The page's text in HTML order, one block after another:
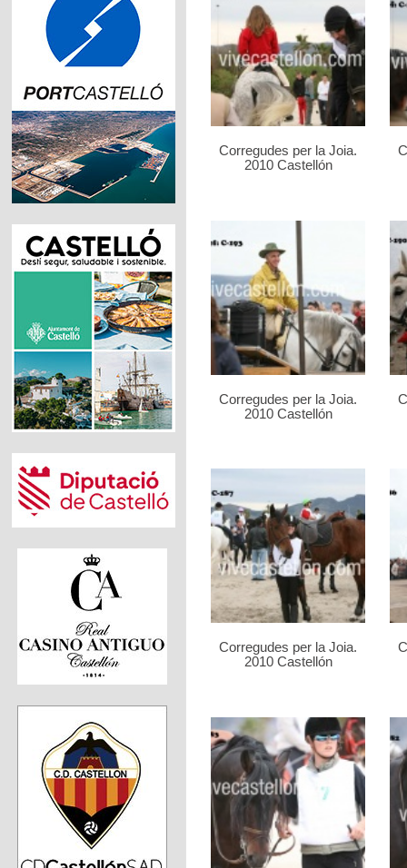
Corregudes per la Joia.
2010 Castellón
Corregudes per la Joia.
2010 Castellón
Corregudes per la Joia.
2010 Castellón